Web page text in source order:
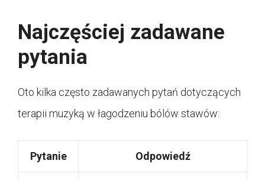
Najczęściej zadawane
pytania
Oto kilka często zadawanych pytań dotyczących
terapii muzyką w łagodzeniu bólów stawów:
Pytanie Odpowiedź